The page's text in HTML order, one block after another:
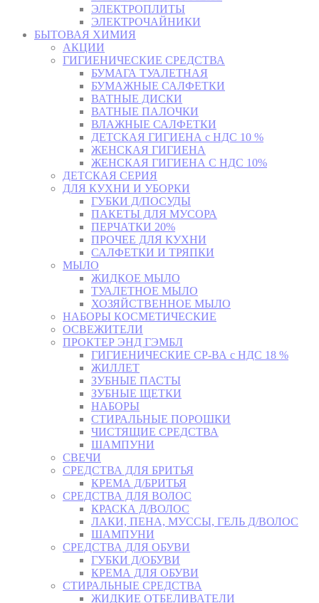
ЭЛЕКТРОПЛИТЫ
ЭЛЕКТРОЧАЙНИКИ
БЫТОВАЯ ХИМИЯ
АКЦИИ
ГИГИЕНИЧЕСКИЕ СРЕДСТВА
БУМАГА ТУАЛЕТНАЯ
БУМАЖНЫЕ САЛФЕТКИ
ВАТНЫЕ ДИСКИ
ВАТНЫЕ ПАЛОЧКИ
ВЛАЖНЫЕ САЛФЕТКИ
ДЕТСКАЯ ГИГИЕНА с НДС 10 %
ЖЕНСКАЯ ГИГИЕНА
ЖЕНСКАЯ ГИГИЕНА С НДС 10%
ДЕТСКАЯ СЕРИЯ
ДЛЯ КУХНИ И УБОРКИ
ГУБКИ Д/ПОСУДЫ
ПАКЕТЫ ДЛЯ МУСОРА
ПЕРЧАТКИ 20%
ПРОЧЕЕ ДЛЯ КУХНИ
САЛФЕТКИ И ТРЯПКИ
МЫЛО
ЖИДКОЕ МЫЛО
ТУАЛЕТНОЕ МЫЛО
ХОЗЯЙСТВЕННОЕ МЫЛО
НАБОРЫ КОСМЕТИЧЕСКИЕ
ОСВЕЖИТЕЛИ
ПРОКТЕР ЭНД ГЭМБЛ
ГИГИЕНИЧЕСКИЕ СР-ВА с НДС 18 %
ЖИЛЛЕТ
ЗУБНЫЕ ПАСТЫ
ЗУБНЫЕ ЩЕТКИ
НАБОРЫ
СТИРАЛЬНЫЕ ПОРОШКИ
ЧИСТЯЩИЕ СРЕДСТВА
ШАМПУНИ
СВЕЧИ
СРЕДСТВА ДЛЯ БРИТЬЯ
КРЕМА Д/БРИТЬЯ
СРЕДСТВА ДЛЯ ВОЛОС
КРАСКА Д/ВОЛОС
ЛАКИ, ПЕНА, МУССЫ, ГЕЛЬ Д/ВОЛОС
ШАМПУНИ
СРЕДСТВА ДЛЯ ОБУВИ
ГУБКИ Д/ОБУВИ
КРЕМА ДЛЯ ОБУВИ
СТИРАЛЬНЫЕ СРЕДСТВА
ЖИДКИЕ ОТБЕЛИВАТЕЛИ